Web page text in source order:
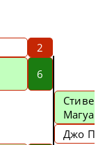
2
6
Стивен
Джо